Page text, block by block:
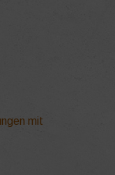
mit